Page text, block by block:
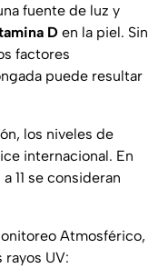
fuente de luz y
D en la piel. Sin
factores
puede resultar
los niveles de
internacional. En
11 se consideran
Atmosférico,
UV: